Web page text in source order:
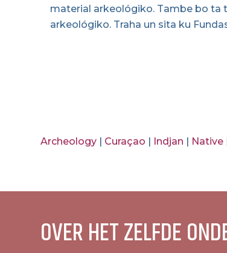
material arkeológiko. Tambe bo ta
arkeológiko. Traha un sita ku
Archeology Curaçao Indjan Native
OVER HET ZELFDE